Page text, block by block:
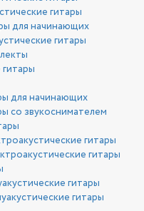
гитары
для начинающих
гитары
для начинающих
со звукоснимателем
гитары
гитары
гитары
гитары